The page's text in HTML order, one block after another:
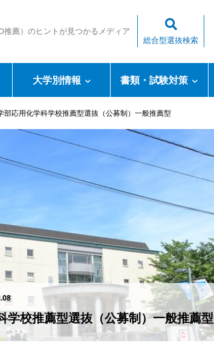
推薦）のヒントが見つかるメディア
総合型選抜検索
大学別情報 書類・試験対策
部応用化学科学校推薦型選抜（公募制）一般推薦型
学校推薦型選抜（公募制）一般推薦型